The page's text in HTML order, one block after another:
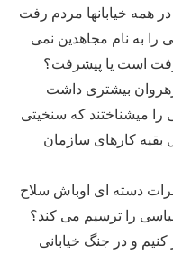
همه خیابانها مردم رفت
به نام مجاهدین نمی
بیشتری داشت
را میشناختند که سنخیتی
بقیه کارهای سازمان
دسته ای اوباش سلاح
را ترسیم می کند؟
و در جنگ خیابانی